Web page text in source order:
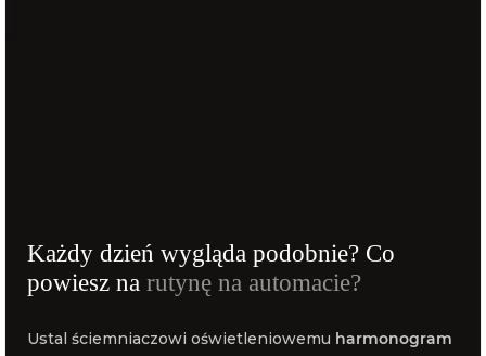
Każdy dzień wygląda podobnie? Co
powiesz na rutynę na automacie?
Ustal ściemniaczowi oświetleniowemu harmonogram